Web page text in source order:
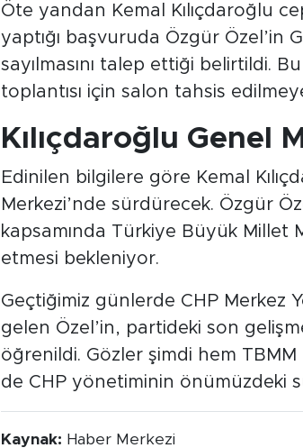
Öte yandan Kemal Kılıçdaroğlu
yaptığı başvuruda Özgür Özel’in
sayılmasını talep ettiği belirtildi.
toplantısı için salon tahsis
Kılıçdaroğlu Genel
Edinilen bilgilere göre Kemal
Merkezi’nde sürdürecek. Özgür
kapsamında Türkiye Büyük Millet
etmesi bekleniyor.
Geçtiğimiz günlerde CHP Merkez
gelen Özel’in, partideki son
öğrenildi. Gözler şimdi hem TBMM
de CHP yönetiminin önümüzdeki
Kaynak: Haber Merkezi